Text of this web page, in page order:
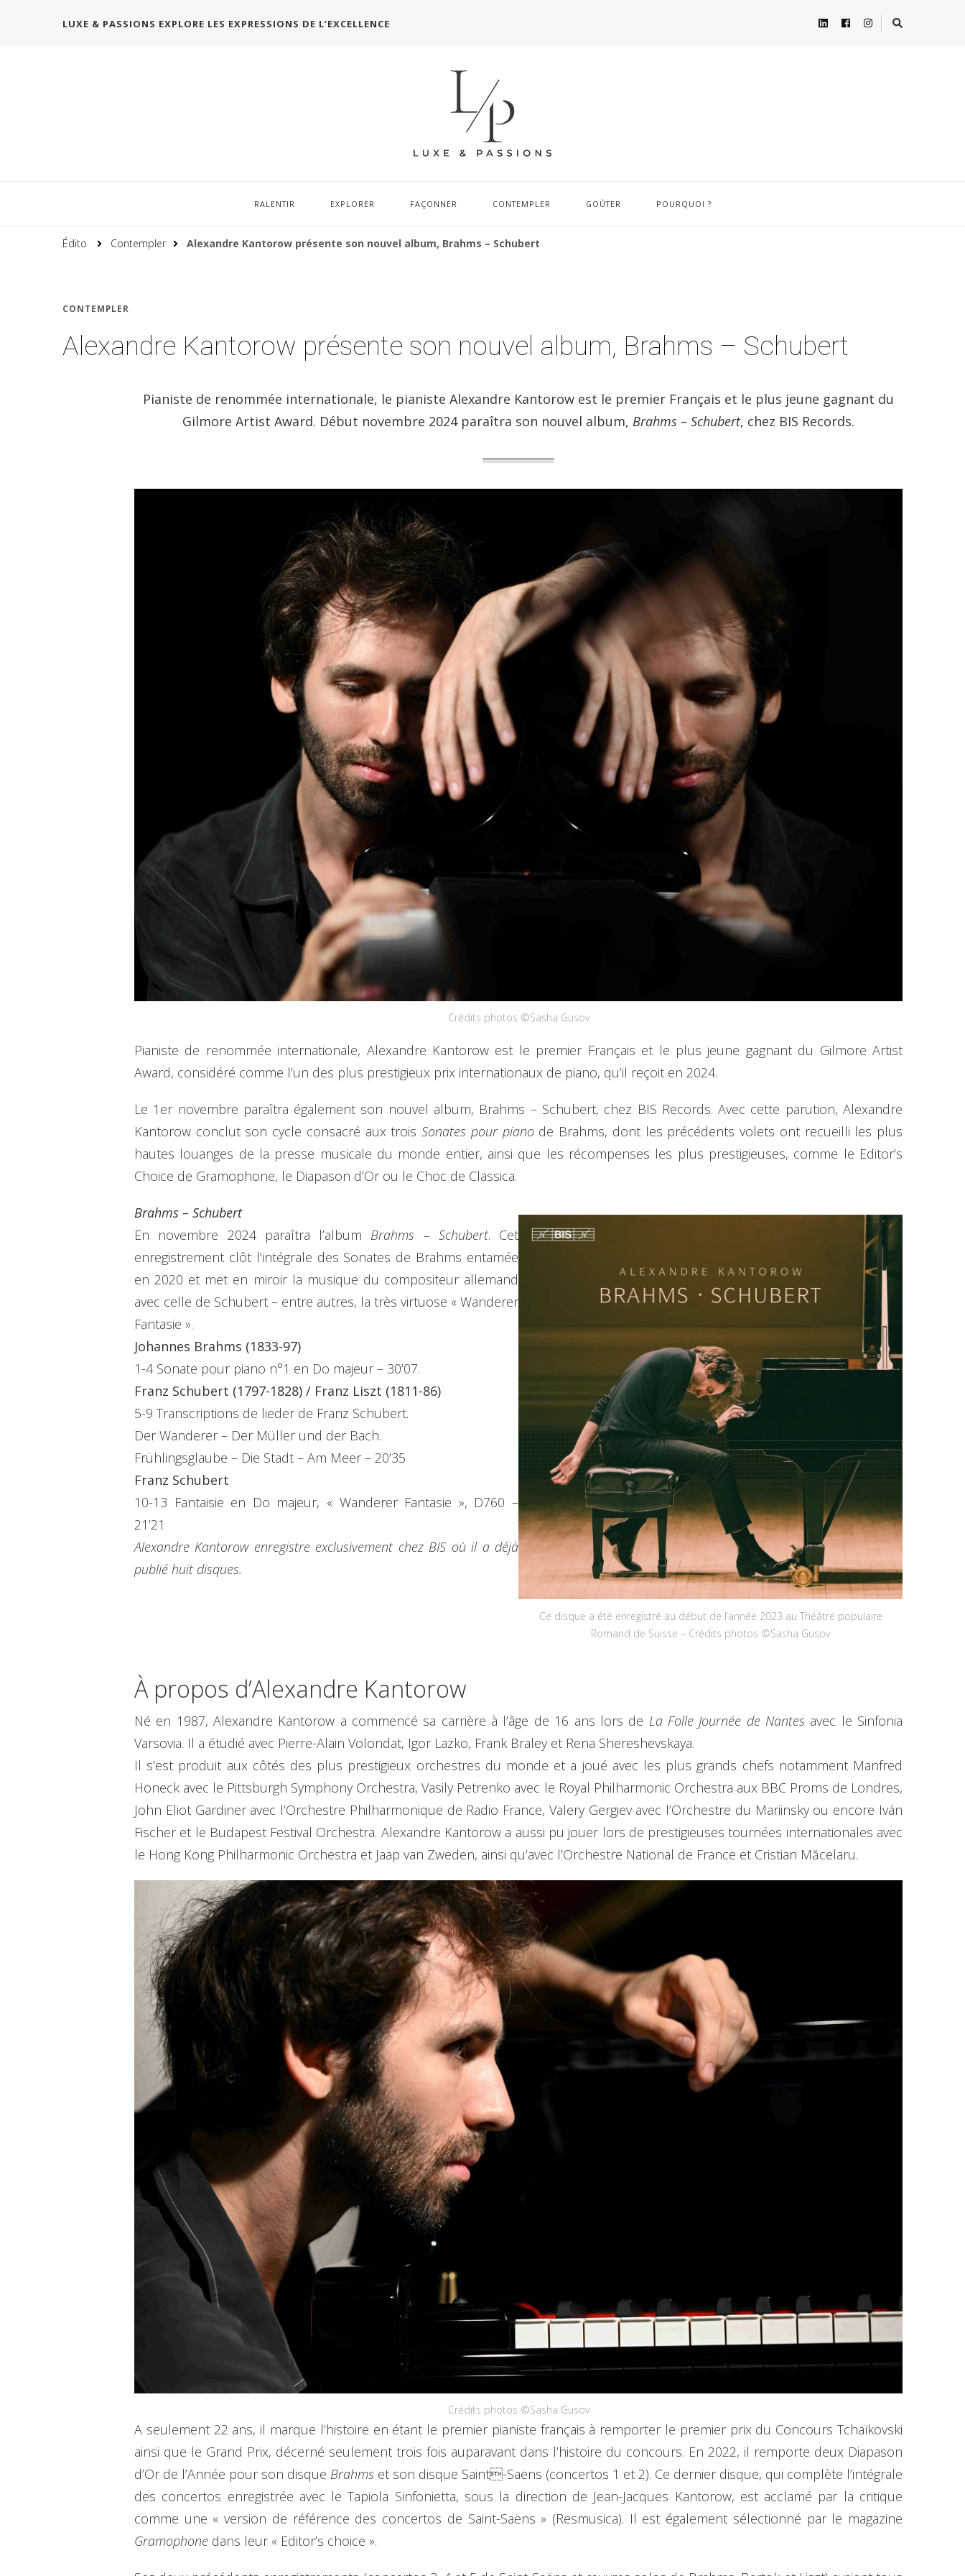
LUXE & PASSIONS EXPLORE LES EXPRESSIONS DE L’EXCELLENCE
RALENTIR EXPLORER FAÇONNER CONTEMPLER GOÛTER POURQUOI ?
Édito Contempler Alexandre Kantorow présente son nouvel album, Brahms – Schubert
CONTEMPLER
Alexandre Kantorow présente son nouvel album, Brahms – Schubert
Pianiste de renommée internationale, le pianiste Alexandre Kantorow est le premier Français et le plus jeune gagnant du
Gilmore Artist Award. Début novembre 2024 paraîtra son nouvel album, Brahms – Schubert, chez BIS Records.
Crédits photos ©Sasha Gusov
Pianiste de renommée internationale, Alexandre Kantorow est le premier Français et le plus jeune gagnant du Gilmore Artist
Award, considéré comme l’un des plus prestigieux prix internationaux de piano, qu’il reçoit en 2024.
Le 1er novembre paraîtra également son nouvel album, Brahms – Schubert, chez BIS Records. Avec cette parution, Alexandre
Kantorow conclut son cycle consacré aux troisSonates pour pianode Brahms, dont les précédents volets ont recueilli les plus
hautes louanges de la presse musicale du monde entier, ainsi que les récompenses les plus prestigieuses, comme le Editor’s
Choice de Gramophone, le Diapason d’Or ou le Choc de Classica.
Brahms – Schubert
En novembre 2024 paraîtra l’album Brahms – Schubert. Cet
enregistrement clôt l’intégrale des Sonates de Brahms entamée
en 2020 et met en miroir la musique du compositeur allemand
avec celle de Schubert – entre autres, la très virtuose « Wanderer
Fantasie ».
Johannes Brahms (1833-97)
1-4 Sonate pour piano n°1 en Do majeur – 30’07.
Franz Schubert (1797-1828) / Franz Liszt (1811-86)
5-9 Transcriptions de lieder de Franz Schubert.
Der Wanderer – Der Müller und der Bach.
Frühlingsglaube – Die Stadt – Am Meer – 20’35
Franz Schubert
10-13 Fantaisie en Do majeur, « Wanderer Fantasie », D760 –
21’21
Alexandre Kantorow enregistre exclusivement chez BIS où il a déjà
publié huit disques.
Ce disque a été enregistré au début de l’année 2023 au Théâtre populaire
Romand de Suisse – Crédits photos ©Sasha Gusov
À propos d’Alexandre Kantorow
Né en 1987, Alexandre Kantorow a commencé sa carrière à l’âge de 16 ans lors de La Folle Journée de Nantes avec le Sinfonia
Varsovia. Il a étudié avec Pierre-Alain Volondat, Igor Lazko, Frank Braley et Rena Shereshevskaya.
Il s’est produit aux côtés des plus prestigieux orchestres du monde et a joué avec les plus grands chefs notamment Manfred
Honeck avec le Pittsburgh Symphony Orchestra, Vasily Petrenko avec le Royal Philharmonic Orchestra aux BBC Proms de Londres,
John Eliot Gardiner avec l’Orchestre Philharmonique de Radio France, Valery Gergiev avec l’Orchestre du Mariinsky ou encore Iván
Fischer et le Budapest Festival Orchestra. Alexandre Kantorow a aussi pu jouer lors de prestigieuses tournées internationales avec
le Hong Kong Philharmonic Orchestra et Jaap van Zweden, ainsi qu’avec l’Orchestre National de France et Cristian Măcelaru.
Crédits photos ©Sasha Gusov
A seulement 22 ans, il marque l’histoire en étant le premier pianiste français à remporter le premier prix du Concours Tchaïkovski
ainsi que le Grand Prix, décerné seulement trois fois auparavant dans l’histoire du concours. En 2022, il remporte deux Diapason
d’Or de l’Année pour son disque Brahms et son disque Saint-Saëns (concertos 1 et 2). Ce dernier disque, qui complète l’intégrale
des concertos enregistrée avec le Tapiola Sinfonietta, sous la direction de Jean-Jacques Kantorow, est acclamé par la critique
comme une « version de référence des concertos de Saint-Saëns » (Resmusica). Il est également sélectionné par le magazine
Gramophone dans leur « Editor’s choice ».